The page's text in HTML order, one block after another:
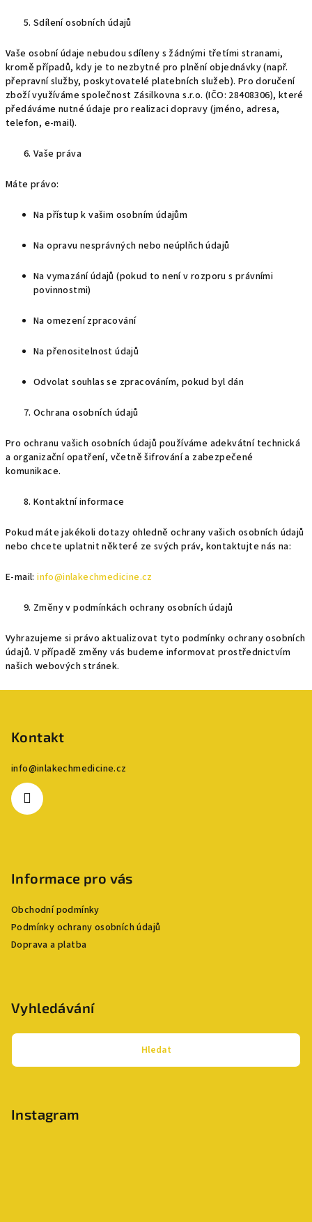
Sdílení osobních údajů
Vaše osobní údaje nebudou sdíleny s žádnými třetími stranami,
kromě případů, kdy je to nezbytné pro plnění objednávky (např.
přepravní služby, poskytovatelé platebních služeb). Pro doručení
zboží využíváme společnost Zásilkovna s.r.o. (IČO: 28408306), které
předáváme nutné údaje pro realizaci dopravy (jméno, adresa,
telefon, e-mail).
Vaše práva
Máte právo:
Na přístup k vašim osobním údajům
Na opravu nesprávných nebo neúplňch údajů
Na vymazání údajů (pokud to není v rozporu s právními
povinnostmi)
Na omezení zpracování
Na přenositelnost údajů
Odvolat souhlas se zpracováním, pokud byl dán
Ochrana osobních údajů
Pro ochranu vašich osobních údajů používáme adekvátní technická
a organizační opatření, včetně šifrování a zabezpečené
komunikace.
Kontaktní informace
Pokud máte jakékoli dotazy ohledně ochrany vašich osobních údajů
nebo chcete uplatnit některé ze svých práv, kontaktujte nás na:
E-mail:info@inlakechmedicine.cz
Změny v podmínkách ochrany osobních údajů
Vyhrazujeme si právo aktualizovat tyto podmínky ochrany osobních
údajů. V případě změny vás budeme informovat prostřednictvím
našich webových stránek.
Kontakt
info@inlakechmedicine.cz
Informace pro vás
Obchodní podmínky
Podmínky ochrany osobních údajů
Doprava a platba
Vyhledávání
Hledat
Instagram